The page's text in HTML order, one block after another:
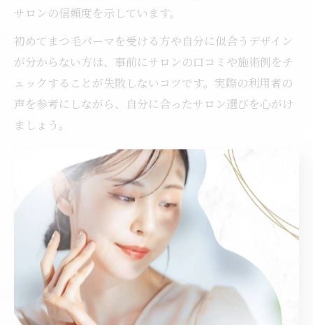
サロンの信頼度を示しています。
初めてまつ毛パーマを受ける方や自分に似合うデザイン
が分からない方は、事前にサロンの口コミや施術例をチ
ェックすることが失敗しないコツです。実際の利用者の
声を参考にしながら、自分に合ったサロン選びを心がけ
ましょう。
まつ毛パーマ口コミランキングの注目ポイント
まつ毛パーマの口コミランキングを見る際は、仕上がり
の自然さや持続力、施術時の丁寧さが高評価のポイント
となります。特に北名古屋市や名古屋市守山区では、
「自然な目元になった」「カウンセリングが丁寧だっ
た」といった声が多く見受けられます。
ランキング上位のサロンは、技術力だけでなく、リラッ